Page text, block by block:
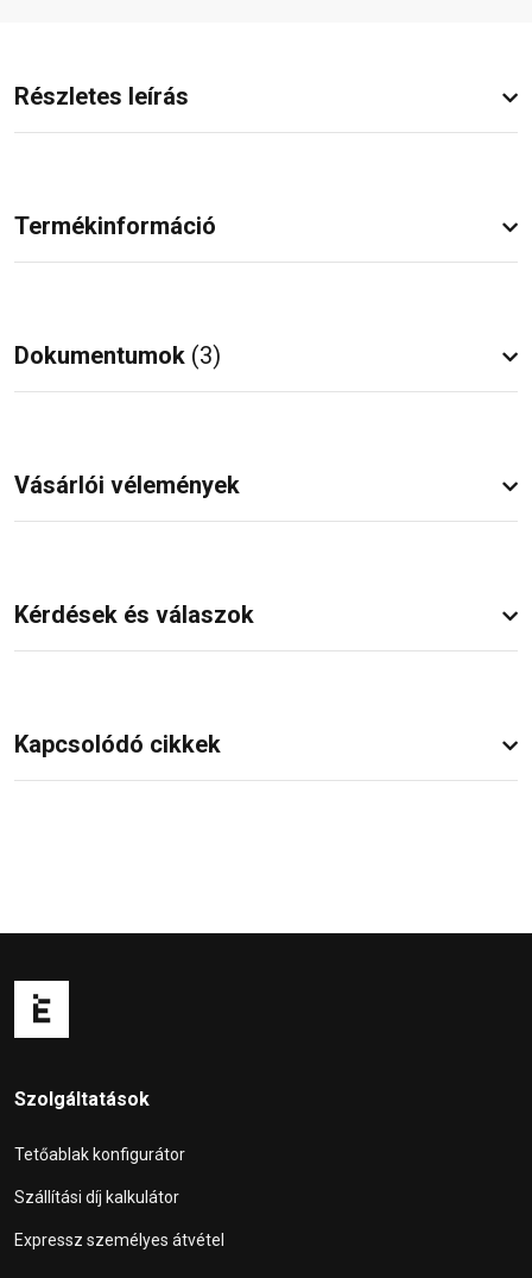
Részletes leírás
Termékinformáció
Dokumentumok (3)
Vásárlói vélemények
Kérdések és válaszok
Kapcsolódó cikkek
Szolgáltatások
Tetőablak konfigurátor
Szállítási díj kalkulátor
Expressz személyes átvétel